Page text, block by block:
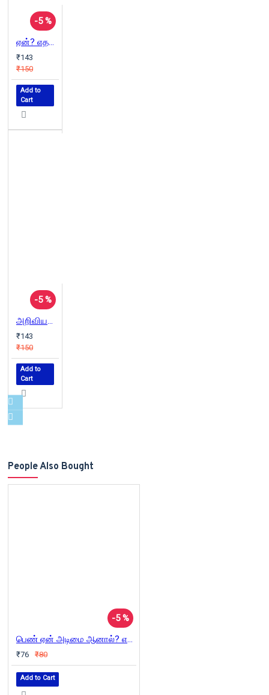
-5 %
ஏன்? எதற்கு? எப்படி? எதனால்? (அறிவியல் கட்டுரைகள்)
₹143
₹150
Add to
Cart
-5 %
அறிவியல் அறிஞர்களும் அரிய கண்டுபிடிப்புகளும்
₹143
₹150
Add to
Cart
People Also Bought
-5 %
பெண் ஏன் அடிமை ஆனால்? என்கிற கலகக்காரர் தோழர் பெரியார் - 2
₹76 ₹80
Add to Cart